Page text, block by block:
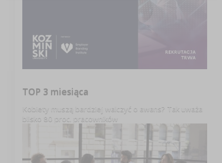
TOP 3 miesiąca
Kobiety muszą bardziej walczyć o awans? Tak uważa
blisko 80 proc. pracowników